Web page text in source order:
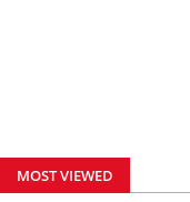
MOST VIEWED